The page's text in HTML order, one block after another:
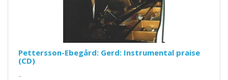
Pettersson-Ebegård: Gerd: Instrumental praise
(CD)
..